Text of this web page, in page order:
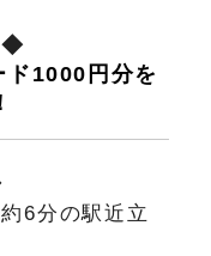
◆
1000円分を
6分の駅近立